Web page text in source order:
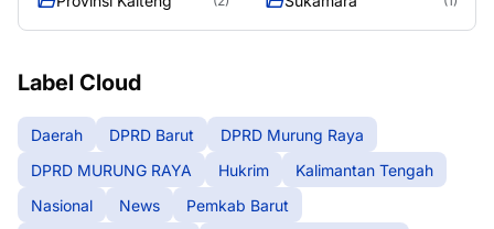
Label Cloud
Daerah DPRD Barut
DPRD Murung Raya
DPRD MURUNG RAYA
Hukrim
Kalimantan Tengah
Nasional
News
Pemkab Barut